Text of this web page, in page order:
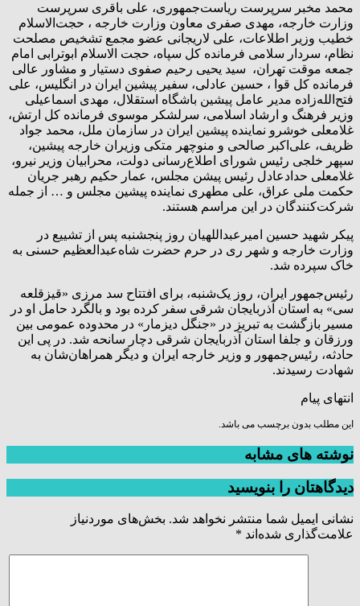
محمد مخبر سرپرست ریاست‌جمهوری، علی باقری سرپرست
وزارت خارجه، مهدی صفری معاون وزارت خارجه ، حجت‌الاسلام
خطیب وزیر اطلاعات، علی لاریجانی عضو مجمع تشخیص مصلحت
نظام، سردار سلامی فرمانده کل سپاه، حجت الاسلام ابوترابی امام
جمعه موقت تهران، سید یحیی رحیم صفوی دستیار و مشاور عالی
فرمانده کل قوا ، حسین عادلی، سفیر پیشین ایران در انگلیس، علی
فتح‌الله‌زاده مدیر عامل پیشین باشگاه استقلال، مهدی اسماعیلی
وزیر فرهنگ و ارشاد اسلامی، سرلشکر موسوی فرمانده کل ارتش،
غلامعلی خوشرو نماینده پیشین ایران در سازمان ملل، محمد جواد
ظریف، علی‌اکبر صالحی و منوچهر متکی وزیران خارجه پیشین،
سپهر خلجی رئیس شورای اطلاع‌رسانی دولت، محرابیان وزیر نیرو،
غلامعلی حدادعادل رئیس پیشن مجلس، عمار حکیم رهبر جریان
حکمت ملی عراق، علی مطهری نماینده پیشین مجلس و … از جمله
شرکت‌کنندگان در این مراسم هستند.
پیکر شهید حسین امیرعبداللهیان روز پنجشنبه پس از تشییع در
وزارت خارجه و شهر ری در حرم حضرت شاه‌عبدالعظیم حسنی به
خاک سپرده شد.
رئیس‌جمهور ایران، روز یک‌شنبه، برای افتتاح سد مرزی «قیزقلعه
سی» به استان آذربایجان شرقی سفر کرده بود و بالگرد حامل او در
مسیر بازگشت به تبریز در «جنگل دیزمار» در محدوده عمومی بین
ورزقان و جلفا استان آذربایجان شرقی دچار سانحه شد. در پی این
حادثه، رئیس‌جمهور و وزیر خارجه ایران و دیگر همراهان‌شان به
شهادت رسیدند.
انتهای پیام
این مطلب بدون برچسب می باشد.
نوشته های مشابه
دیدگاهتان را بنویسید
نشانی ایمیل شما منتشر نخواهد شد. بخش‌های موردنیاز
علامت‌گذاری شده‌اند *